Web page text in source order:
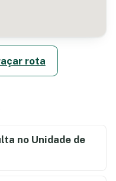
rota
no Unidade de